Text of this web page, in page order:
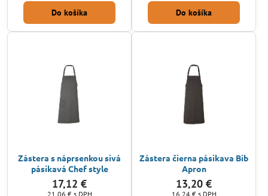
Do košíka Do košíka
Zástera s náprsenkou sivá
pásikavá Chef style
17,12 €
21,06 € s DPH
Zástera čierna pásikava Bib
Apron
13,20 €
16,24 € s DPH